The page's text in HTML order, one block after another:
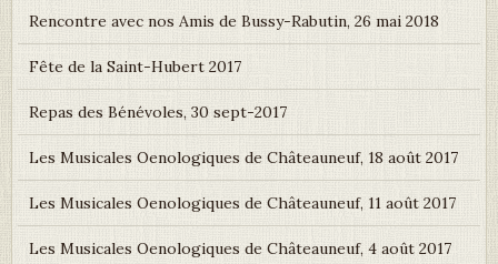
Rencontre avec nos Amis de Bussy-Rabutin, 26 mai 2018
Fête de la Saint-Hubert 2017
Repas des Bénévoles, 30 sept-2017
Les Musicales Oenologiques de Châteauneuf, 18 août 2017
Les Musicales Oenologiques de Châteauneuf, 11 août 2017
Les Musicales Oenologiques de Châteauneuf, 4 août 2017